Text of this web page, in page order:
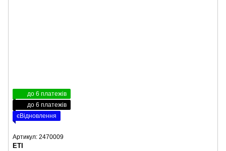
до 6 платежів
до 6 платежів
єВідновлення
Артикул: 2470009
ETI